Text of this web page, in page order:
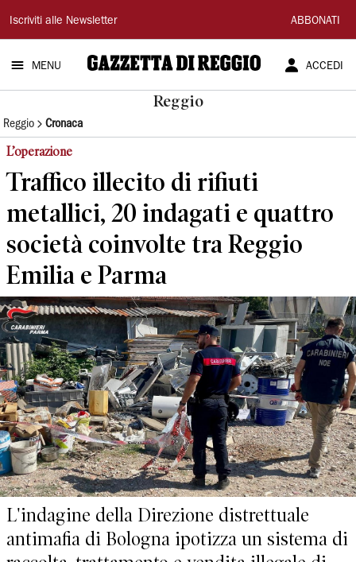
Gazzetta
di
Reggio
Iscriviti alle Newsletter ABBONATI
MENU ACCEDI
Reggio
Reggio Cronaca
L’operazione
Traffico illecito di rifiuti
metallici, 20 indagati e quattro
società coinvolte tra Reggio
Emilia e Parma
L'indagine della Direzione distrettuale
antimafia di Bologna ipotizza un sistema di